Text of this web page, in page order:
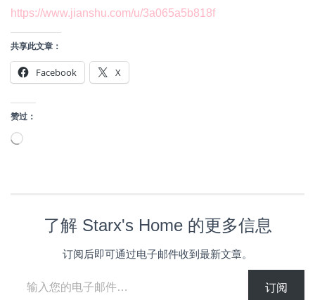
https://www.jianshu.com/u/3a065a5b818f
共享此文章：
Facebook X
赞过：
正
了解 Starx's Home 的更多信息
订阅后即可通过电子邮件收到最新文章。
订阅